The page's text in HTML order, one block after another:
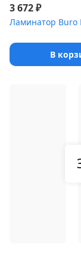
3 672₽
В